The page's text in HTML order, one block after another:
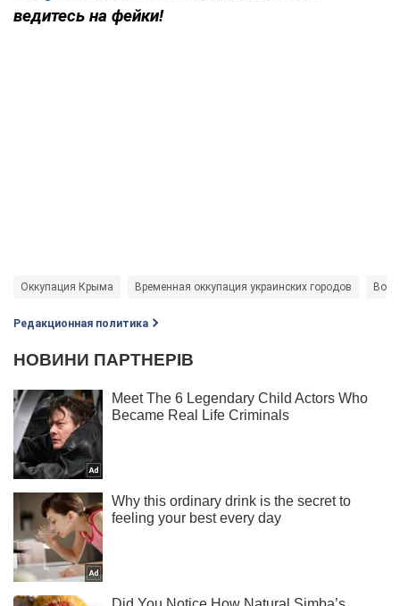
ведитесь на фейки!
Оккупация Крыма Временная оккупация украинских городов
Редакционная политика